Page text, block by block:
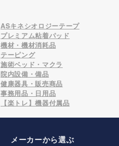
ASキネシオロジーテープ
プレミアム粘着パッド
機材・機材消耗品
テーピング
施術ベッド・マクラ
院内設備・備品
健康器具・販売商品
事務用品・日用品
【楽トレ】機器付属品
メーカーから選ぶ